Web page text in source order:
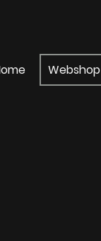
Webshop